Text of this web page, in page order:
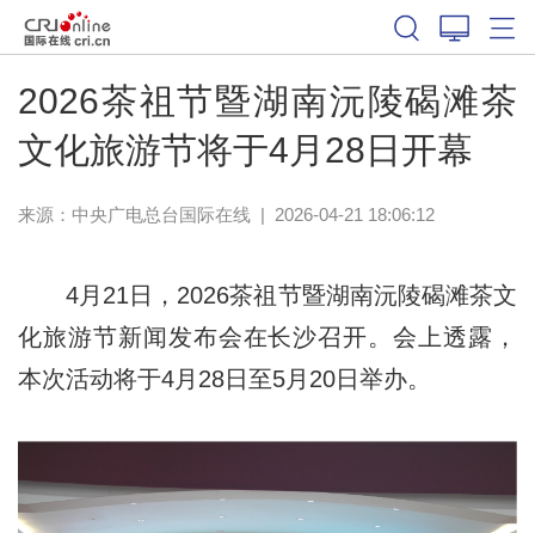
2026茶祖节暨湖南沅陵碣滩茶
文化旅游节将于4月28日开幕
来源：中央广电总台国际在线| 2026-04-21 18:06:12
4月21日，2026茶祖节暨湖南沅陵碣滩茶文
化旅游节新闻发布会在长沙召开。会上透露，
本次活动将于4月28日至5月20日举办。